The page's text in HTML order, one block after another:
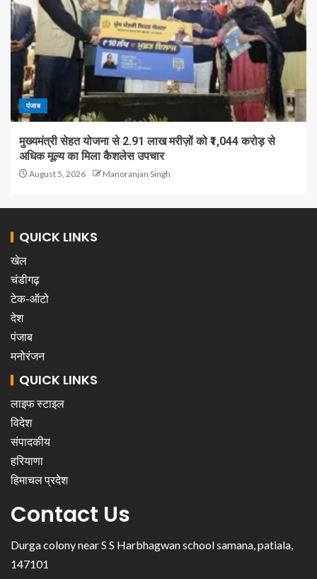
पंजाब
मुख्यमंत्री सेहत योजना से 2.91 लाख मरीज़ों को ₹1,044 करोड़ से
अधिक मूल्य का मिला कैशलेस उपचार
August 5, 2026 Manoranjan Singh
QUICK LINKS
खेल
चंडीगढ़
टेक-ऑटो
देश
पंजाब
मनोरंजन
QUICK LINKS
लाइफ स्टाइल
विदेश
संपादकीय
हरियाणा
हिमाचल प्रदेश
Contact Us
Durga colony near S S Harbhagwan school samana, patiala,
147101